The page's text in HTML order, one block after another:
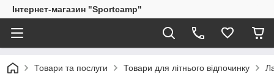
Інтернет-магазин "Sportcamp"
Товари та послуги Товари для літнього відпочинку